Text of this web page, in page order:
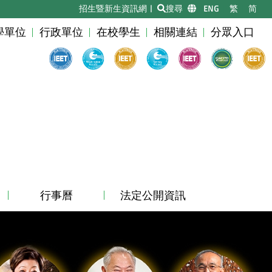
招生暨新生資訊網 | 搜尋 | ENG 繁 简
單位 行政單位 在校學生 相關連結 分眾入口
行事曆 法定公開資訊